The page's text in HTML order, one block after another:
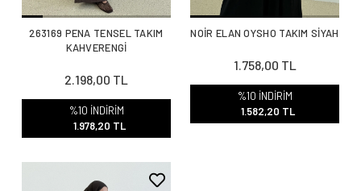
263169 PENA TENSEL TAKIM
KAHVERENGİ
2.198,00 TL
%10 İNDİRİM
1.978,20 TL
NOİR ELAN OYSHO TAKIM SİYAH
1.758,00 TL
%10 İNDİRİM
1.582,20 TL